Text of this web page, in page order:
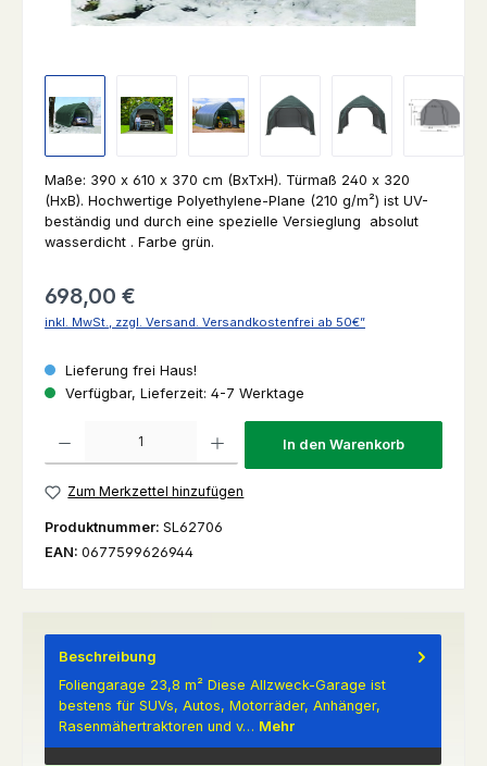
Maße: 390 x 610 x 370 cm (BxTxH). Türmaß 240 x 320
(HxB). Hochwertige Polyethylene-Plane (210 g/m²) ist UV-
beständig und durch eine spezielle Versieglung absolut
wasserdicht . Farbe grün.
Regulärer Preis:
698,00 €
inkl. MwSt., zzgl. Versand. Versandkostenfrei ab 50€”
Lieferung frei Haus!
Verfügbar, Lieferzeit: 4-7 Werktage
Produkt Anzahl: Gib den gewünschten Wert ein oder benutze die
In den Warenkorb
Zum Merkzettel hinzufügen
Produktnummer: SL62706
EAN: 0677599626944
Beschreibung
Foliengarage 23,8 m² Diese Allzweck-Garage ist
bestens für SUVs, Autos, Motorräder, Anhänger,
Rasenmähertraktoren und v… Mehr